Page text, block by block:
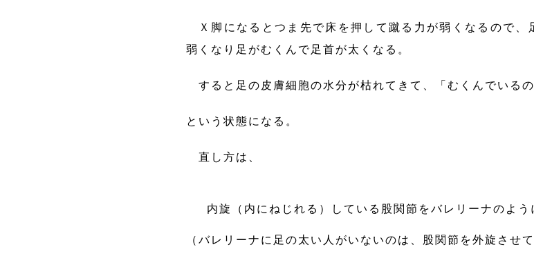
Ｘ脚になるとつま先で床を押して蹴る力が弱くなるので、
弱くなり足がむくんで足首が太くなる。
すると足の皮膚細胞の水分が枯れてきて、「むくんでいる
という状態になる。
直し方は、
内旋（内にねじれる）している股関節をバレリーナのよ
（バレリーナに足の太い人がいないのは、股関節を外旋させて